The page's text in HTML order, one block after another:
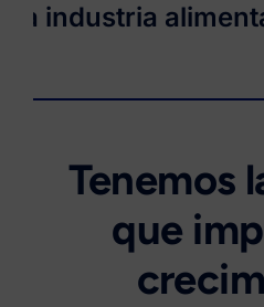
alimentaria.
Tenemos
que